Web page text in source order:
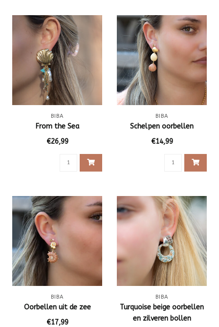
BIBA
From the Sea
€26,99
BIBA
Schelpen oorbellen
€14,99
BIBA
Oorbellen uit de zee
€17,99
BIBA
Turquoise beige oorbellen
en zilveren bollen